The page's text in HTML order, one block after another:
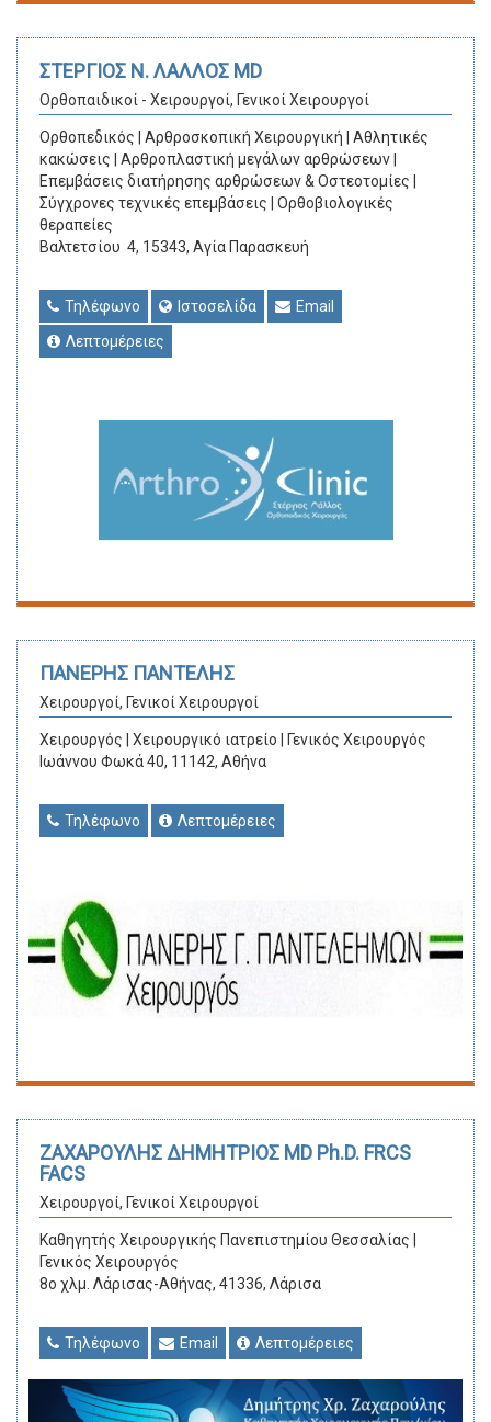
ΣΤΕΡΓΙΟΣ Ν. ΛΑΛΛΟΣ MD
Ορθοπαιδικοί - Χειρουργοί, Γενικοί Χειρουργοί
Ορθοπεδικός | Αρθροσκοπική Χειρουργική | Αθλητικές
κακώσεις | Αρθροπλαστική μεγάλων αρθρώσεων |
Επεμβάσεις διατήρησης αρθρώσεων & Οστεοτομίες |
Σύγχρονες τεχνικές επεμβάσεις | Ορθοβιολογικές
θεραπείες
Βαλτετσίου 4, 15343, Αγία Παρασκευή
Τηλέφωνο Ιστοσελίδα
Email
Λεπτομέρειες
ΠΑΝΕΡΗΣ ΠΑΝΤΕΛΗΣ
Χειρουργοί, Γενικοί Χειρουργοί
Χειρουργός | Χειρουργικό ιατρείο | Γενικός Χειρουργός
Ιωάννου Φωκά 40, 11142, Αθήνα
Τηλέφωνο Λεπτομέρειες
ΖΑΧΑΡΟΥΛΗΣ ΔΗΜΗΤΡΙΟΣ MD Ph.D. FRCS
FACS
Χειρουργοί, Γενικοί Χειρουργοί
Καθηγητής Χειρουργικής Πανεπιστημίου Θεσσαλίας |
Γενικός Χειρουργός
8ο χλμ. Λάρισας-Αθήνας, 41336, Λάρισα
Τηλέφωνο Email Λεπτομέρειες